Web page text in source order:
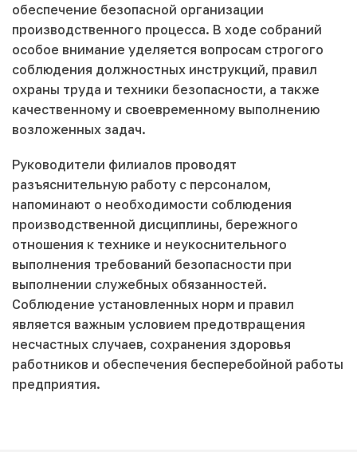
обеспечение безопасной организации
производственного процесса. В ходе собраний
особое внимание уделяется вопросам строгого
соблюдения должностных инструкций, правил
охраны труда и техники безопасности, а также
качественному и своевременному выполнению
возложенных задач.
Руководители филиалов проводят
разъяснительную работу с персоналом,
напоминают о необходимости соблюдения
производственной дисциплины, бережного
отношения к технике и неукоснительного
выполнения требований безопасности при
выполнении служебных обязанностей.
Соблюдение установленных норм и правил
является важным условием предотвращения
несчастных случаев, сохранения здоровья
работников и обеспечения бесперебойной работы
предприятия.